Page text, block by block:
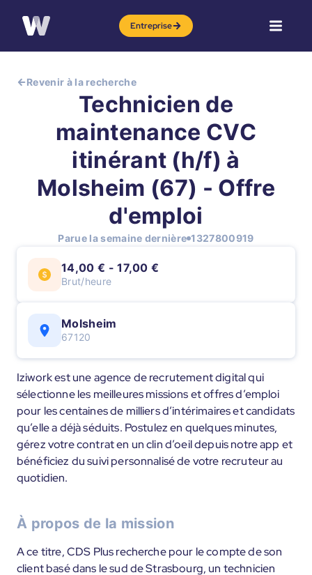
Entreprise
Revenir à la recherche
Technicien de
maintenance CVC
itinérant (h/f) à
Molsheim (67) - Offre
d'emploi
Parue la semaine dernière 1327800919
14,00 € - 17,00 €
Brut/heure
Molsheim
67120
Iziwork est une agence de recrutement digital qui
sélectionne les meilleures missions et offres d’emploi
pour les centaines de milliers d’intérimaires et candidats
qu’elle a déjà séduits. Postulez en quelques minutes,
gérez votre contrat en un clin d’oeil depuis notre app et
bénéficiez du suivi personnalisé de votre recruteur au
quotidien.
À propos de la mission
A ce titre, CDS Plus recherche pour le compte de son
client basé dans le sud de Strasbourg, un technicien